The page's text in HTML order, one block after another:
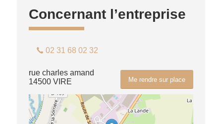
Concernant l’entreprise
02 31 68 02 32
Me rendre sur place
rue charles amand
14500 VIRE